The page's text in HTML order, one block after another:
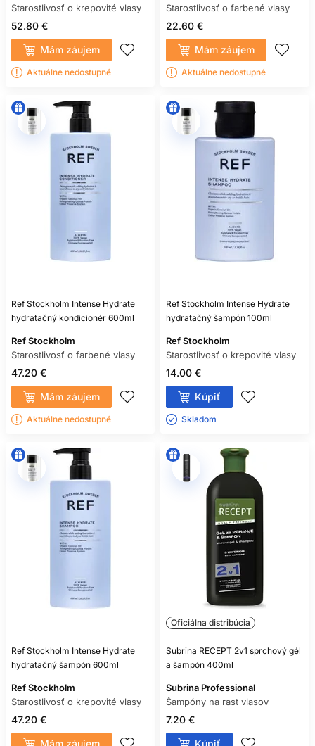
Starostlivosť o krepovité vlasy
52.80 €
Mám záujem
Aktuálne nedostupné
Starostlivosť o farbené vlasy
22.60 €
Mám záujem
Aktuálne nedostupné
Ref Stockholm Intense Hydrate
hydratačný kondicionér 600ml
Ref Stockholm
Starostlivosť o farbené vlasy
47.20 €
Mám záujem
Aktuálne nedostupné
Ref Stockholm Intense Hydrate
hydratačný šampón 100ml
Ref Stockholm
Starostlivosť o krepovité vlasy
14.00 €
Kúpiť
Skladom ㅤ
Ref Stockholm Intense Hydrate
hydratačný šampón 600ml
Ref Stockholm
Starostlivosť o krepovité vlasy
47.20 €
Mám záujem
Oficiálna distribúcia
Subrina RECEPT 2v1 sprchový gél
a šampón 400ml
Subrina Professional
Šampóny na rast vlasov
7.20 €
Kúpiť